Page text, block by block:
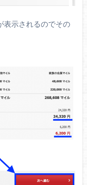
表示されるのでその